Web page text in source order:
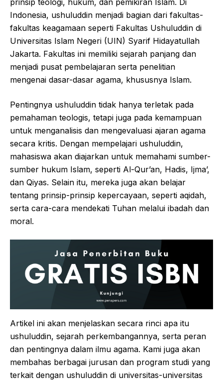
prinsip teologi, hukum, dan pemikiran Islam. Di
Indonesia, ushuluddin menjadi bagian dari fakultas-
fakultas keagamaan seperti Fakultas Ushuluddin di
Universitas Islam Negeri (UIN) Syarif Hidayatullah
Jakarta. Fakultas ini memiliki sejarah panjang dan
menjadi pusat pembelajaran serta penelitian
mengenai dasar-dasar agama, khususnya Islam.
Pentingnya ushuluddin tidak hanya terletak pada
pemahaman teologis, tetapi juga pada kemampuan
untuk menganalisis dan mengevaluasi ajaran agama
secara kritis. Dengan mempelajari ushuluddin,
mahasiswa akan diajarkan untuk memahami sumber-
sumber hukum Islam, seperti Al-Qur’an, Hadis, Ijma’,
dan Qiyas. Selain itu, mereka juga akan belajar
tentang prinsip-prinsip kepercayaan, seperti aqidah,
serta cara-cara mendekati Tuhan melalui ibadah dan
moral.
Artikel ini akan menjelaskan secara rinci apa itu
ushuluddin, sejarah perkembangannya, serta peran
dan pentingnya dalam ilmu agama. Kami juga akan
membahas berbagai jurusan dan program studi yang
terkait dengan ushuluddin di universitas-universitas